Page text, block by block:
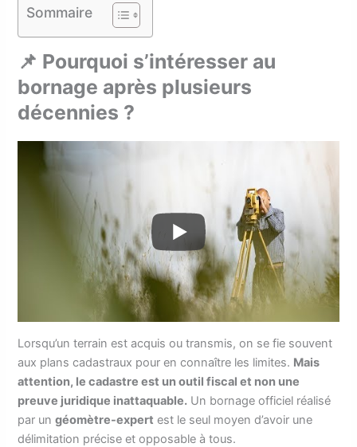
Sommaire
📌 Pourquoi s’intéresser au
bornage après plusieurs
décennies ?
Lorsqu’un terrain est acquis ou transmis, on se fie souvent
aux plans cadastraux pour en connaître les limites. Mais
attention, le cadastre est un outil fiscal et non une
preuve juridique inattaquable. Un bornage officiel réalisé
par ungéomètre-expert est le seul moyen d’avoir une
délimitation précise et opposable à tous.